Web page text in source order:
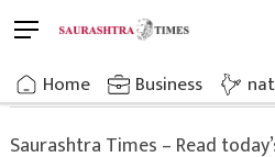
to
content
M
n
u
u
Home Business
Home»Agriculture
Saurashtra Times – Read